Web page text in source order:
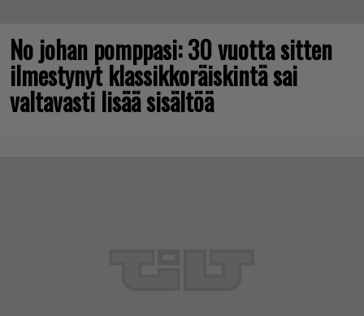
No johan pomppasi: 30 vuotta sitten
ilmestynyt klassikkoräiskintä sai
valtavasti lisää sisältöä